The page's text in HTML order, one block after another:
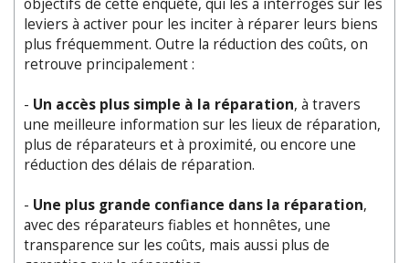
objectifs de cette enquête, qui les a interrogés sur les
leviers à activer pour les inciter à réparer leurs biens
plus fréquemment. Outre la réduction des coûts, on
retrouve principalement :
- Un accès plus simple à la réparation, à travers
une meilleure information sur les lieux de réparation,
plus de réparateurs et à proximité, ou encore une
réduction des délais de réparation.
- Une plus grande confiance dans la réparation,
avec des réparateurs fiables et honnêtes, une
transparence sur les coûts, mais aussi plus de